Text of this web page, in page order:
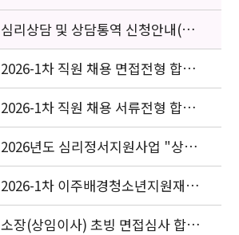
검사 연수동영상 개편 안내
심리상담 및 상담통역 신청안내(의뢰
서첨부)
2026-1차 직원 채용 면접전형 합격
자 발표 및 적격심사 안내
2026-1차 직원 채용 서류전형 합격
자 발표 및 면접전형 안내
2026년도 심리정서지원사업 "상담
통역지원사(중국어, 베트남어, 러시
아어어, 몽골어)" 선발 공고
2026-1차 이주배경청소년지원재단
직원(기획운영실/사업운영부) 채용
공고 (~3/22)
소장(상임이사) 초빙 면접심사 합격